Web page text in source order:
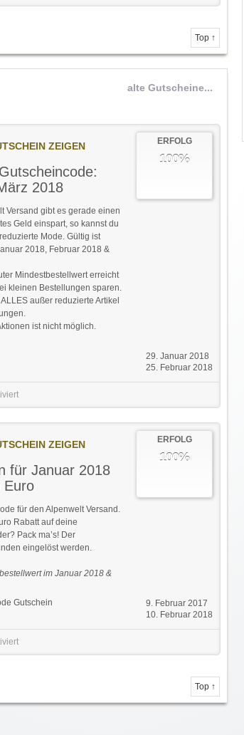
Top ↑
alte Gutscheine...
ERFOLG
100%
ZEIGEN
2018
Versand gibt es gerade einen
Geld einspart, so kannst du
Mode. Gültig ist
2018, Februar 2018 &
Mindestbestellwert erreicht
kleinen Bestellungen sparen.
außer reduzierte Artikel
ist nicht möglich.
29. Januar 2018
25. Februar 2018
ERFOLG
100%
ZEIGEN
für Januar 2018
Euro
für den Alpenwelt Versand.
Rabatt auf deine
Pack ma’s! Der
eingelöst werden.
im Januar 2018 &
9. Februar 2017
10. Februar 2018
Gutschein
Top ↑